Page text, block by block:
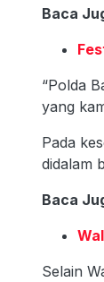
Baca
“Polda
yang
Pada
didalam
Baca
Selain